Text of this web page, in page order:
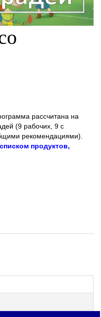
рассчитана на
(9 рабочих, 9 с
рекомендациями).
продуктов,